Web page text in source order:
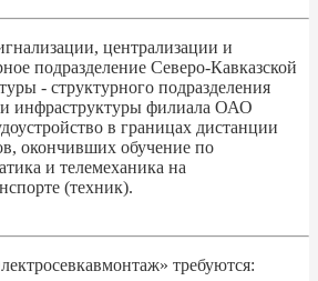
централизации и
подразделение Северо-Кавказской
- структурного подразделения
инфраструктуры филиала ОАО
в границах дистанции
окончивших обучение по
и телемеханика на
(техник).
требуются: